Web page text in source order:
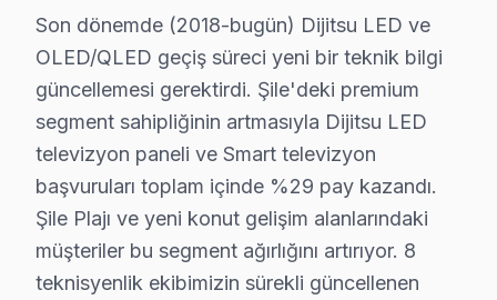
Satıköy'de Dijitsu TV Servisi
Satıköy mahallesi sakinleri, Dijitsu
Soğuksu'da Dijitsu TV Servisi
Soğuksu mahallesinde Dijitsu televizyonunuz
Şile Merkez'de Dijitsu TV Servisi
Şile Merkez'de Dijitsu TV'ler için bakım alırken,
Son dönemde (2018-bugün) Dijitsu LED ve
OLED/QLED geçiş süreci yeni bir teknik bilgi
güncellemesi gerektirdi. Şile'deki premium
segment sahipliğinin artmasıyla Dijitsu LED
televizyon paneli ve Smart televizyon
başvuruları toplam içinde %29 pay kazandı.
Şile Plajı ve yeni konut gelişim alanlarındaki
müşteriler bu segment ağırlığını artırıyor. 8
teknisyenlik ekibimizin sürekli güncellenen